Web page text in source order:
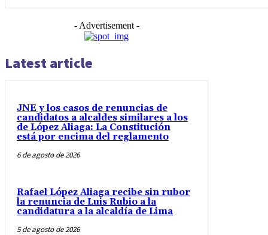
- Advertisement -
Latest article
JNE y los casos de renuncias de
candidatos a alcaldes similares a los
de López Aliaga: La Constitución
está por encima del reglamento
6 de agosto de 2026
Rafael López Aliaga recibe sin rubor
la renuncia de Luis Rubio a la
candidatura a la alcaldía de Lima
5 de agosto de 2026